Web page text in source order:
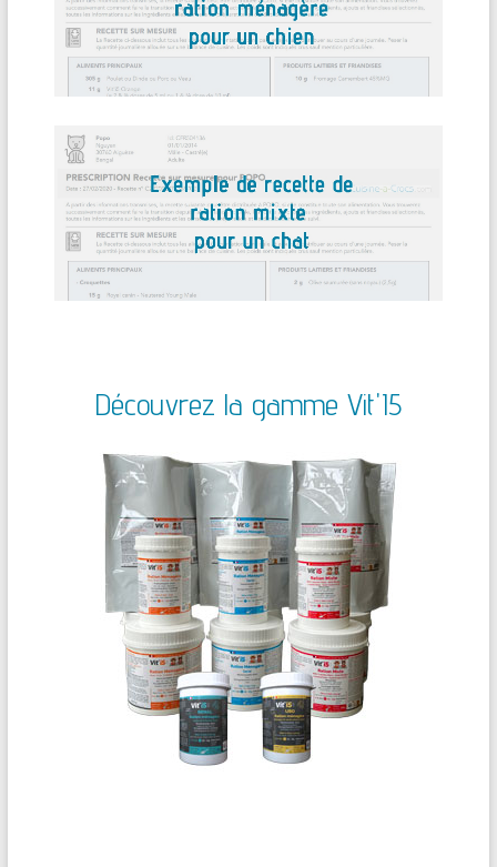
Découvrez la gamme Vit'I5